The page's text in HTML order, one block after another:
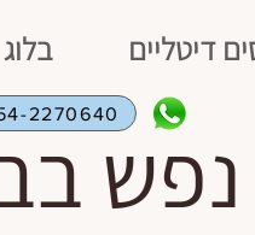
דיטליים בלוג
2270640